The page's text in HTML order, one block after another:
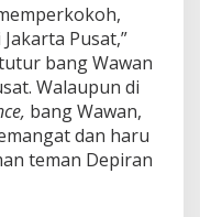
Pusat,”
bang Wawan
Walaupun di
bang Wawan,
dan haru
teman Depiran